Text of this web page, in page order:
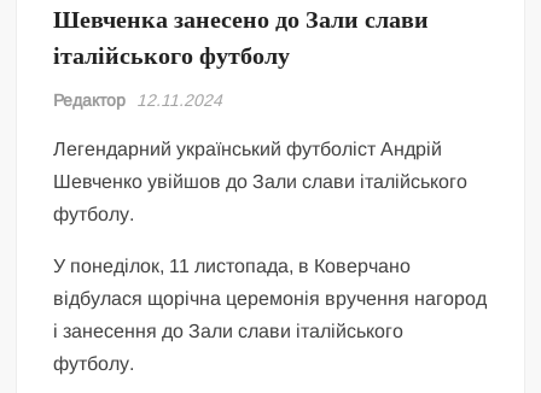
Шевченка занесено до Зали слави
італійського футболу
Редактор 12.11.2024
Легендарний український футболіст Андрій
Шевченко увійшов до Зали слави італійського
футболу.
У понеділок, 11 листопада, в Коверчано
відбулася щорічна церемонія вручення нагород
і занесення до Зали слави італійського
футболу.